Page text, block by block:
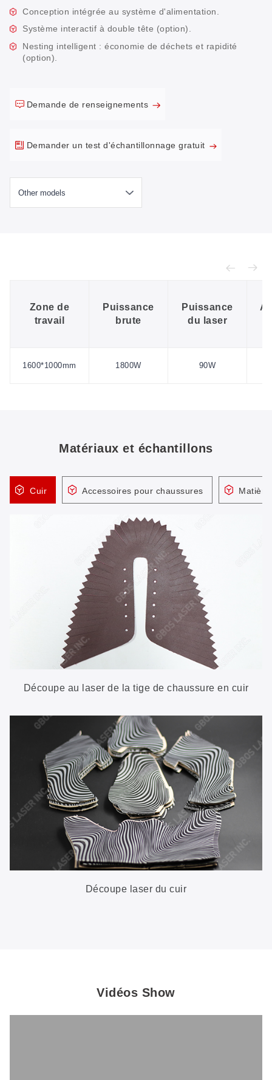
Conception intégrée au système d'alimentation.
Système interactif à double tête (option).
Nesting intelligent : économie de déchets et rapidité
(option).
Demande de renseignements
Demander un test d'échantillonnage gratuit
Zone de
travail
Puissance
brute
Puissance
du laser
1600*1000mm 1800W 90W
Matériaux et échantillons
Cuir Accessoires pour chaussures
Découpe au laser de la tige de chaussure en cuir
Découpe laser du cuir
Vidéos Show